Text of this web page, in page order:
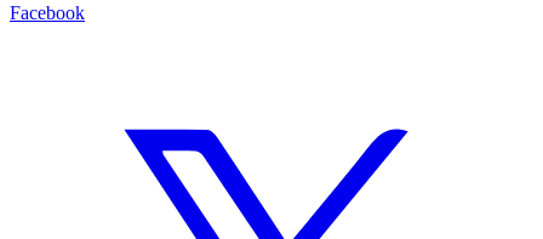
Facebook